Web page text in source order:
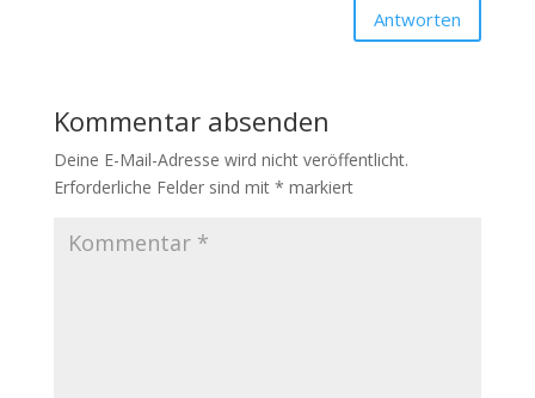
Antworten
Kommentar absenden
Deine E-Mail-Adresse wird nicht veröffentlicht.
Erforderliche Felder sind mit * markiert